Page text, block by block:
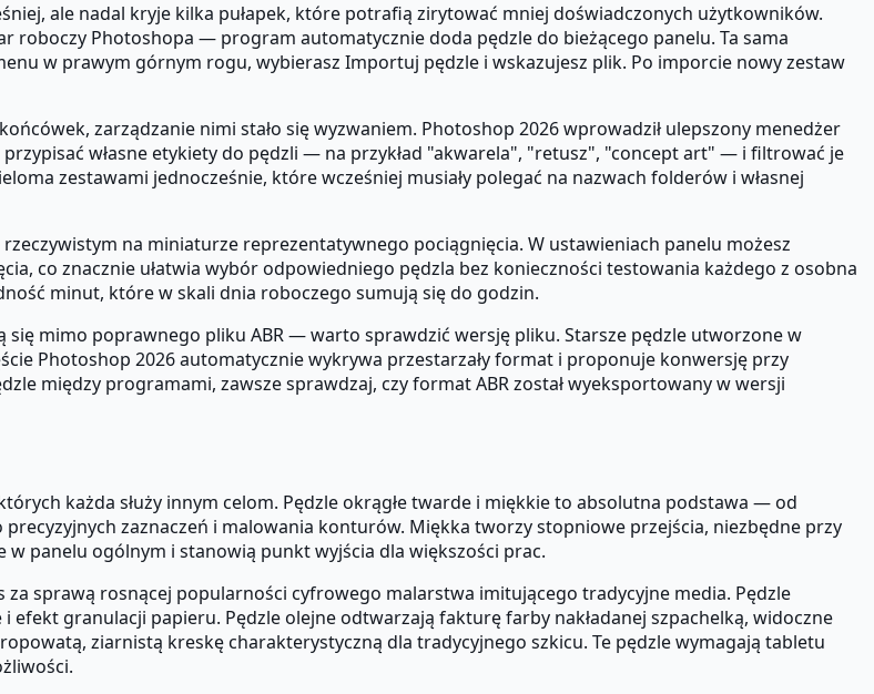
ale nadal kryje kilka pułapek, które potrafią zirytować mniej doświadczonych użytkowników.
roboczy Photoshopa — program automatycznie doda pędzle do bieżącego panelu. Ta sama
w prawym górnym rogu, wybierasz Importuj pędzle i wskazujesz plik. Po imporcie nowy zestaw
zarządzanie nimi stało się wyzwaniem. Photoshop 2026 wprowadził ulepszony menedżer
własne etykiety do pędzli — na przykład "akwarela", "retusz", "concept art" — i filtrować je
zestawami jednocześnie, które wcześniej musiały polegać na nazwach folderów i własnej
na miniaturze reprezentatywnego pociągnięcia. W ustawieniach panelu możesz
co znacznie ułatwia wybór odpowiedniego pędzla bez konieczności testowania każdego z osobna
minut, które w skali dnia roboczego sumują się do godzin.
mimo poprawnego pliku ABR — warto sprawdzić wersję pliku. Starsze pędzle utworzone w
Photoshop 2026 automatycznie wykrywa przestarzały format i proponuje konwersję przy
między programami, zawsze sprawdzaj, czy format ABR został wyeksportowany w wersji
każda służy innym celom. Pędzle okrągłe twarde i miękkie to absolutna podstawa — od
zaznaczeń i malowania konturów. Miękka tworzy stopniowe przejścia, niezbędne przy
panelu ogólnym i stanowią punkt wyjścia dla większości prac.
sprawą rosnącej popularności cyfrowego malarstwa imitującego tradycyjne media. Pędzle
granulacji papieru. Pędzle olejne odtwarzają fakturę farby nakładanej szpachelką, widoczne
ziarnistą kreskę charakterystyczną dla tradycyjnego szkicu. Te pędzle wymagają tabletu